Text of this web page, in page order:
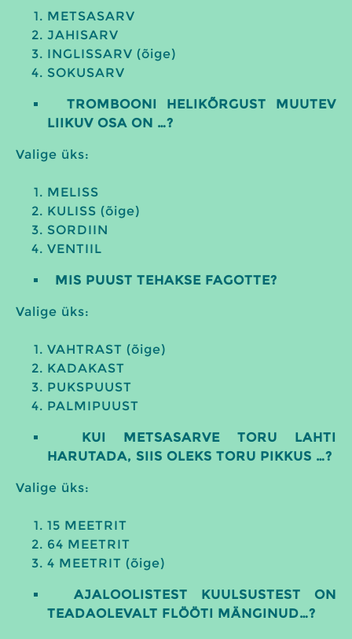
METSASARV
JAHISARV
INGLISSARV (õige)
SOKUSARV
TROMBOONI HELIKÕRGUST MUUTEV
LIIKUV OSA ON …?
Valige üks:
MELISS
KULISS (õige)
SORDIIN
VENTIIL
MIS PUUST TEHAKSE FAGOTTE?
Valige üks:
VAHTRAST (õige)
KADAKAST
PUKSPUUST
PALMIPUUST
KUI METSASARVE TORU LAHTI
HARUTADA, SIIS OLEKS TORU PIKKUS …?
Valige üks:
15 MEETRIT
64 MEETRIT
4 MEETRIT (õige)
AJALOOLISTEST KUULSUSTEST ON
TEADAOLEVALT FLÖÖTI MÄNGINUD…?